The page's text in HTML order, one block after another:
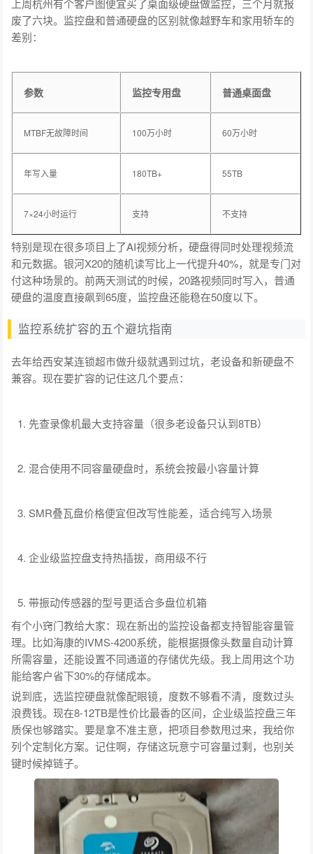
上周杭州有个客户图便宜买了桌面级硬盘做监控，三个月就报
废了六块。监控盘和普通硬盘的区别就像越野车和家用轿车的
差别：
参数 监控专用盘 普通桌面盘
MTBF无故障时间 100万小时 60万小时
年写入量 180TB+ 55TB
7×24小时运行 支持 不支持
特别是现在很多项目上了AI视频分析，硬盘得同时处理视频流
和元数据。银河X20的随机读写比上一代提升40%，就是专门对
付这种场景的。前两天测试的时候，20路视频同时写入，普通
硬盘的温度直接飙到65度，监控盘还能稳在50度以下。
监控系统扩容的五个避坑指南
去年给西安某连锁超市做升级就遇到过坑，老设备和新硬盘不
兼容。现在要扩容的记住这几个要点：
先查录像机最大支持容量（很多老设备只认到8TB）
混合使用不同容量硬盘时，系统会按最小容量计算
SMR叠瓦盘价格便宜但改写性能差，适合纯写入场景
企业级监控盘支持热插拔，商用级不行
带振动传感器的型号更适合多盘位机箱
有个小窍门教给大家：现在新出的监控设备都支持智能容量管
理。比如海康的IVMS-4200系统，能根据摄像头数量自动计算
所需容量，还能设置不同通道的存储优先级。我上周用这个功
能给客户省下30%的存储成本。
说到底，选监控硬盘就像配眼镜，度数不够看不清，度数过头
浪费钱。现在8-12TB是性价比最香的区间，企业级监控盘三年
质保也够踏实。要是拿不准主意，把项目参数甩过来，我给你
列个定制化方案。记住啊，存储这玩意宁可容量过剩，也别关
键时候掉链子。